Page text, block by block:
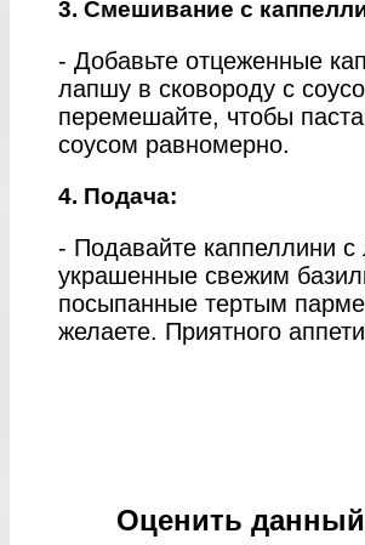
3. Смешивание с
- Добавьте отцеженные
лапшу в сковороду с
перемешайте, чтобы
соусом равномерно.
4. Подача:
- Подавайте каппеллини
украшенные свежим
посыпанные тертым
желаете. Приятного
Оценить